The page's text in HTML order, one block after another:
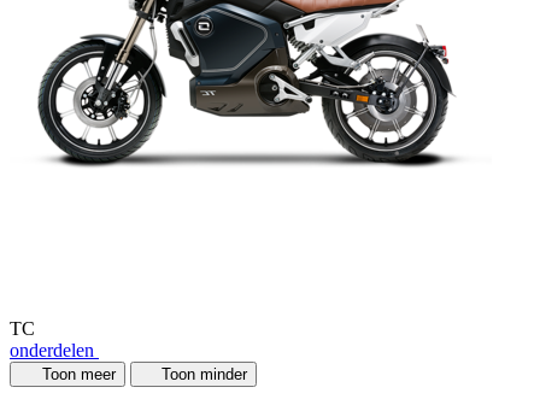
TC
onderdelen
Toon meer Toon minder